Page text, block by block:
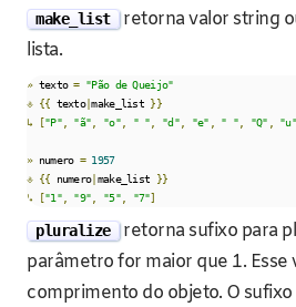
make_list retorna valor string
lista.
» texto = "Pão de Queijo"
⎀ {{ texto|make_list }}
↳
["P", "ã" "o", " " "d", "e" " " "Q" "u"
» numero = 1957
⎀ {{ numero|make_list }}
↳
["1", "9" "5", "7"]
pluralize retorna sufixo para
parâmetro for maior que 1. Esse
comprimento do objeto. O